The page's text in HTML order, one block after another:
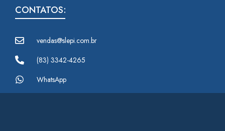
CONTATOS:
vendas@slepi.com.br
(83) 3342-4265
WhatsApp